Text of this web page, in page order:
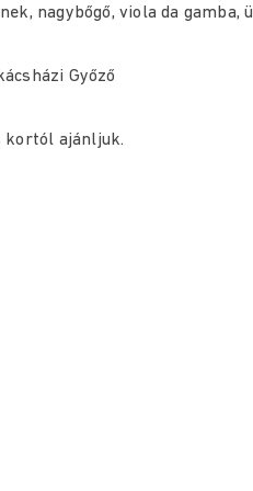
nagybőgő, viola da gamba,
Győző
kortól ajánljuk.